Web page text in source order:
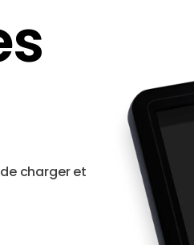
charger et